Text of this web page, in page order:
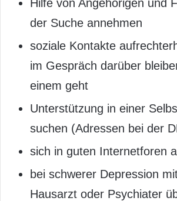
Hilfe von Angehörigen und
der Suche annehmen
soziale Kontakte
im Gespräch darüber
einem geht
Unterstützung in einer
suchen (Adressen bei der
sich in guten Internetforen
bei schwerer Depression
Hausarzt oder Psychiater